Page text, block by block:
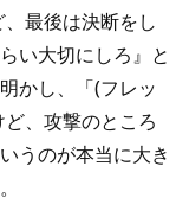
最後は決断をし
い大切にしろ』と
かし、「(フレッ
、攻撃のところ
うのが本当に大き